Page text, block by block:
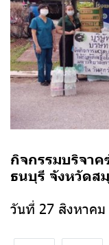
กิจกรรมบริจา
ธนบุรี จังหวัดส
วันที่ 27 สิงหาค